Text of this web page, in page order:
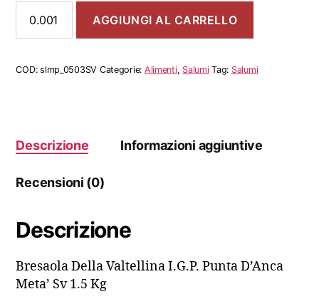
Della
Valtellina
Punta
AGGIUNGI AL CARRELLO
COD:slmp_0503SV Categorie: Alimenti, Salumi Tag: Salumi
Descrizione Informazioni aggiuntive
Recensioni (0)
Descrizione
Bresaola Della Valtellina I.G.P. Punta D’Anca
Meta’ Sv 1.5 Kg